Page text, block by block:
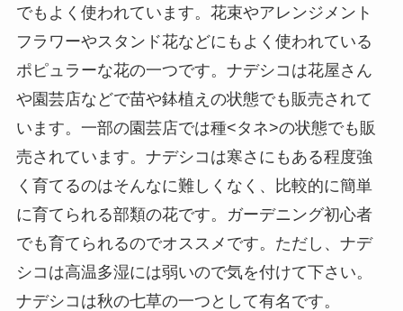
でもよく使われています。花束やアレンジメント
フラワーやスタンド花などにもよく使われている
ポピュラーな花の一つです。ナデシコは花屋さん
や園芸店などで苗や鉢植えの状態でも販売されて
います。一部の園芸店では種<タネ>の状態でも販
売されています。ナデシコは寒さにもある程度強
く育てるのはそんなに難しくなく、比較的に簡単
に育てられる部類の花です。ガーデニング初心者
でも育てられるのでオススメです。ただし、ナデ
シコは高温多湿には弱いので気を付けて下さい。
ナデシコは秋の七草の一つとして有名です。